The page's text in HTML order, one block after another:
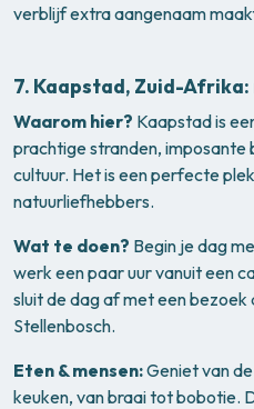
verblijf extra aangenaam
7. Kaapstad, Zuid-
Waarom hier? Kaapstad is
prachtige stranden, imposante
cultuur. Het is een perfecte
natuurliefhebbers.
Wat te doen? Begin je dag
werk een paar uur vanuit een
sluit de dag af met een bezoek
Stellenbosch.
Eten & mensen:Geniet van
keuken, van braai tot bobotie.